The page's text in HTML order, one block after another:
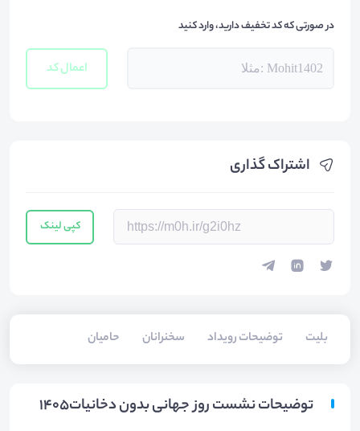
اشتراک گذاری
کپی لینک
بلیت‌ توضیحات رویداد سخنرانان حامیان
در صورتی که کد تخفیف دارید، وارد کنید
اعمال کد
توضیحات نشست روز جهانی بدون دخانیات1405